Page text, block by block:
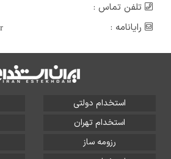
تلفن تماس :
رایانامه :
استخدام دولتی
استخدام تهران
رزومه ساز